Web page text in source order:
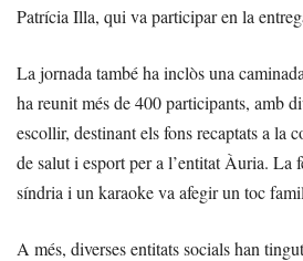
Patrícia Illa, qui va participar en la
La jornada també ha inclòs una
ha reunit més de 400 participants, amb
escollir, destinant els fons recaptats a la
de salut i esport per a l’entitat Àuria. La
síndria i un karaoke va afegir un toc
A més, diverses entitats socials han